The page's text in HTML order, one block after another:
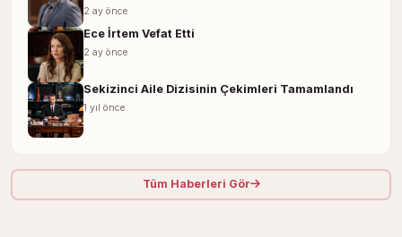
2 ay önce
Ece İrtem Vefat Etti
2 ay önce
Sekizinci Aile Dizisinin Çekimleri Tamamlandı
1 yıl önce
Tüm Haberleri Gör